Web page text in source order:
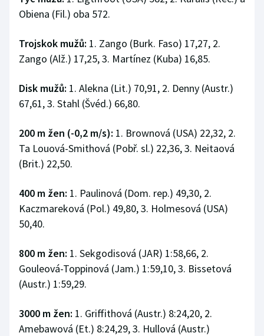
Obiena (Fil.) oba 572.
Trojskok mužů: 1. Zango (Burk. Faso) 17,27, 2.
Zango (Alž.) 17,25, 3. Martínez (Kuba) 16,85.
Disk mužů: 1. Alekna (Lit.) 70,91, 2. Denny (Austr.)
67,61, 3. Stahl (Švéd.) 66,80.
200 m žen (-0,2 m/s): 1. Brownová (USA) 22,32, 2.
Ta Louová-Smithová (Pobř. sl.) 22,36, 3. Neitaová
(Brit.) 22,50.
400 m žen: 1. Paulinová (Dom. rep.) 49,30, 2.
Kaczmareková (Pol.) 49,80, 3. Holmesová (USA)
50,40.
800 m žen: 1. Sekgodisová (JAR) 1:58,66, 2.
Gouleová-Toppinová (Jam.) 1:59,10, 3. Bissetová
(Austr.) 1:59,29.
3000 m žen: 1. Griffithová (Austr.) 8:24,20, 2.
Amebawová (Et.) 8:24,29, 3. Hullová (Austr.)